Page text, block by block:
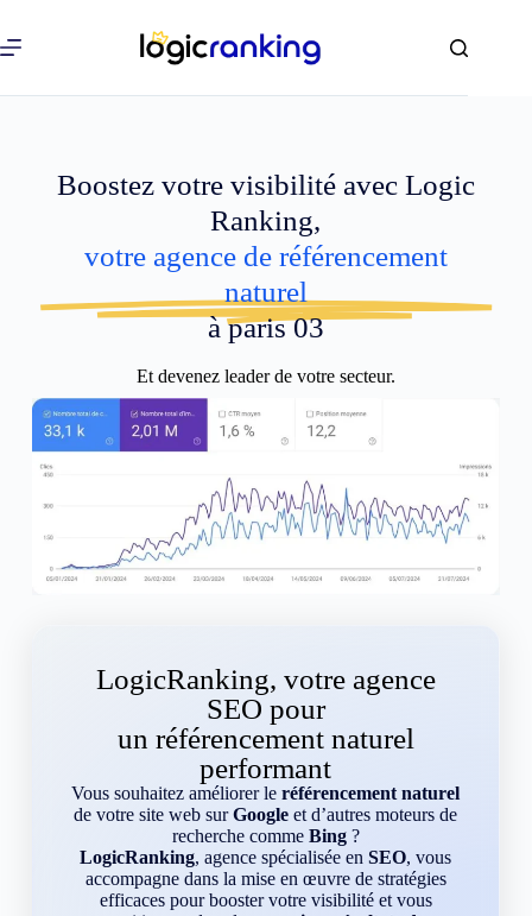
Boostez votre visibilité avec Logic
Ranking,
votre agence de référencement
naturel
à paris 03
Et devenez leader de votre secteur.
LogicRanking, votre agence
SEO pour
un référencement naturel
performant
Vous souhaitez améliorer leréférencement naturel
de votre site web surGoogle et d’autres moteurs de
recherche comme Bing?
LogicRanking, agence spécialisée enSEO, vous
accompagne dans la mise en œuvre de stratégies
efficaces pour booster votre visibilité et vous